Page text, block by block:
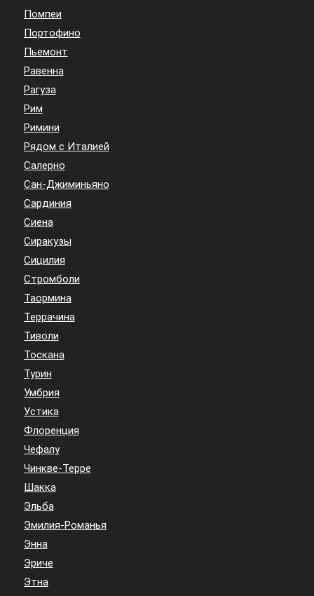
Помпеи
Портофино
Пьемонт
Равенна
Рагуза
Рим
Римини
Рядом с Италией
Салерно
Сан-Джиминьяно
Сардиния
Сиена
Сиракузы
Сицилия
Стромболи
Таормина
Террачина
Тиволи
Тоскана
Турин
Умбрия
Устика
Флоренция
Чефалу
Чинкве-Терре
Шакка
Эльба
Эмилия-Романья
Энна
Эриче
Этна